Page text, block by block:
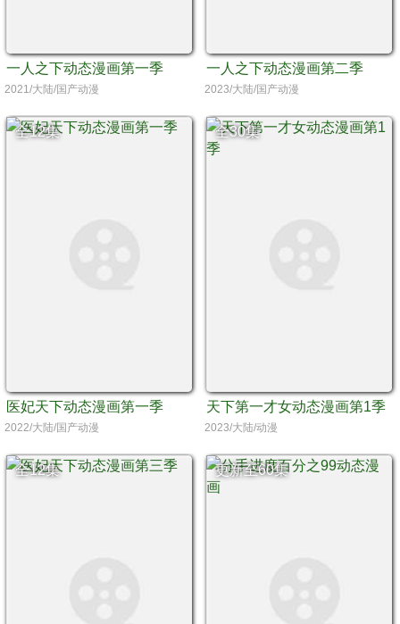
一人之下动态漫画第一季
2021/大陆/国产动漫
一人之下动态漫画第二季
2023/大陆/国产动漫
全12集
医妃天下动态漫画第一季
2022/大陆/国产动漫
全30集
天下第一才女动态漫画第1季
2023/大陆/动漫
全12集 更新至60集